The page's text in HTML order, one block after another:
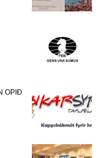
OPIÐ